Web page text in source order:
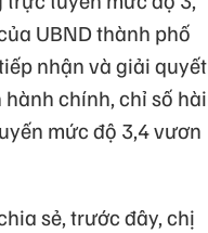
UBND thành phố
nhận và giải quyết
chính, chỉ số hài
mức độ 3,4 vươn
sẻ, trước đây, chị